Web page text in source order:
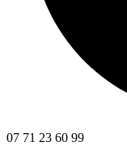
07 71 23 60 99